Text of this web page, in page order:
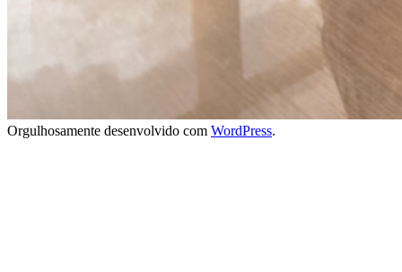
Orgulhosamente desenvolvido com WordPress.